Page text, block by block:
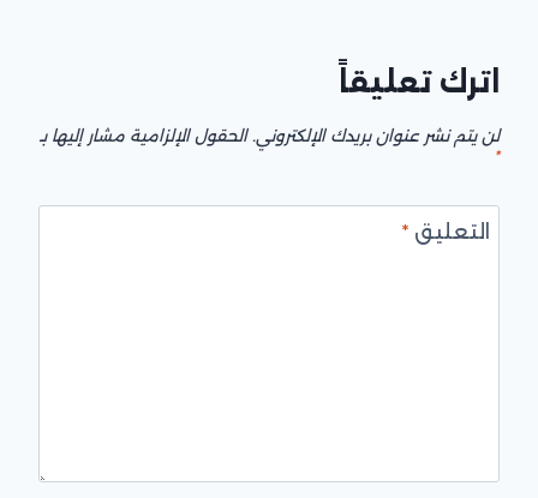
اترك تعليقاً
لن يتم نشر عنوان بريدك الإلكتروني. الحقول الإلزامية مشار إليها بـ
*
التعليق*